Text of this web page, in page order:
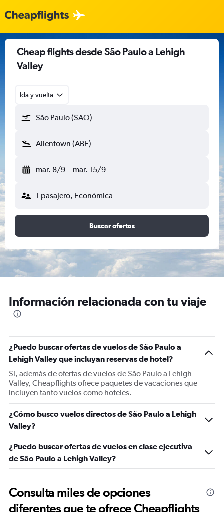
Cheap flights desde São Paulo a Lehigh
Valley
Ida y vuelta
São Paulo (SAO)
Allentown (ABE)
mar. 8/9 - mar. 15/9
1 pasajero, Económica
Buscar ofertas
Información relacionada con tu viaje
¿Puedo buscar ofertas de vuelos de São Paulo a
Lehigh Valley que incluyan reservas de hotel?
Sí, además de ofertas de vuelos de São Paulo a Lehigh
Valley, Cheapflights ofrece paquetes de vacaciones que
incluyen tanto vuelos como hoteles.
¿Cómo busco vuelos directos de São Paulo a Lehigh
Valley?
¿Puedo buscar ofertas de vuelos en clase ejecutiva
de São Paulo a Lehigh Valley?
Consulta miles de opciones
diferentes que te ofrece Cheapflights